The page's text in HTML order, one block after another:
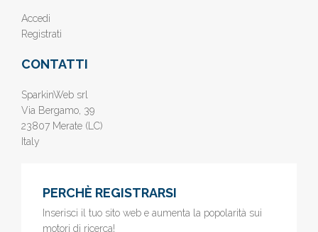
Accedi
Registrati
CONTATTI
SparkinWeb srl
Via Bergamo, 39
23807 Merate (LC)
Italy
PERCHÈ REGISTRARSI
Inserisci il tuo sito web e aumenta la popolarità sui
motori di ricerca!